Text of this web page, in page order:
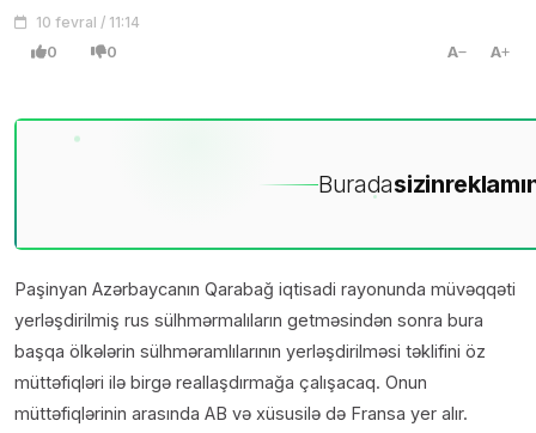
10 fevral / 11:14
0 0 A A
Buradasizin
Paşinyan Azərbaycanın Qarabağ iqtisadi rayonunda müvəqqəti
yerləşdirilmiş rus sülhmərmalıların getməsindən sonra bura
başqa ölkələrin sülhməramlılarının yerləşdirilməsi təklifini öz
müttəfiqləri ilə birgə reallaşdırmağa çalışacaq. Onun
müttəfiqlərinin arasında AB və xüsusilə də Fransa yer alır.